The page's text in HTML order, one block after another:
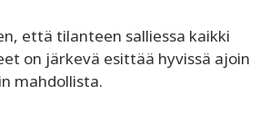
että tilanteen salliessa kaikki
on järkevä esittää hyvissä ajoin
mahdollista.